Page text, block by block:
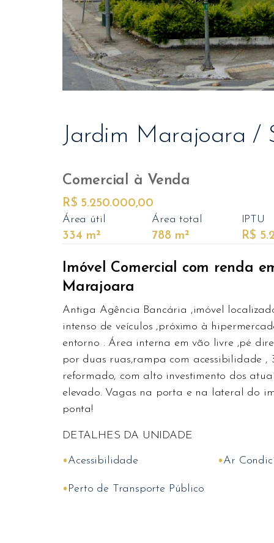
Jardim Marajoara /
Comercial à Venda
R$ 5.250.000,00
Área útil
334 m²
Área total
788 m²
IPTU
R$
Imóvel Comercial com renda
Marajoara
Antiga Agência Bancária ,imóvel
intenso de veículos ,próximo à
entorno . Área interna em vão livre ,pé
por duas ruas,rampa com acessibilidade ,
reformado, com alto investimento dos
elevado. Vagas na porta e na lateral do
ponta!
DETALHES DA UNIDADE
•Acessibilidade •Ar
• Perto de Transporte Público